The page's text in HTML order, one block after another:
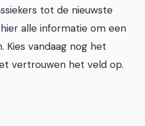
tot de nieuwste
alle informatie om een
Kies vandaag nog het
vertrouwen het veld op.